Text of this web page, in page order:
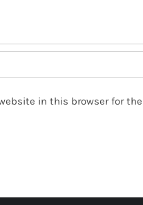
in this browser for